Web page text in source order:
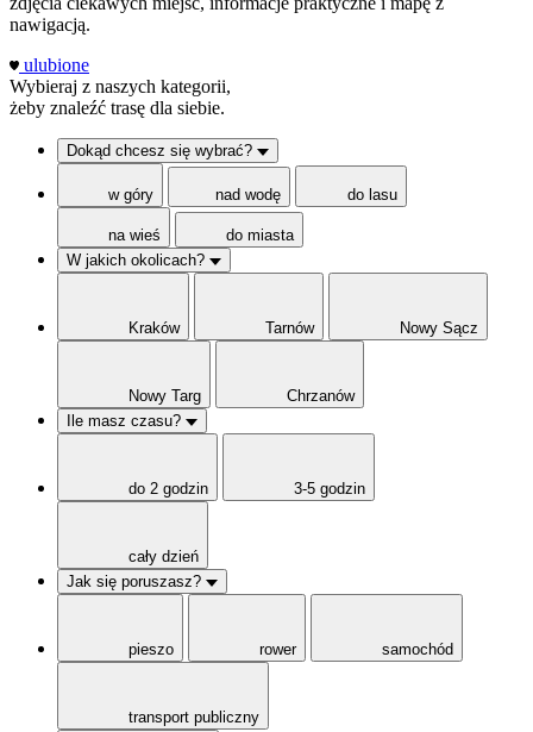
nawigacją.
ulubione
Wybieraj z naszych kategorii,
żeby znaleźć trasę dla siebie.
Dokąd chcesz się wybrać?
w góry nad wodę do lasu
na wieś
do miasta
W jakich okolicach?
Kraków Tarnów Nowy Sącz
Nowy Targ
Chrzanów
Ile masz czasu?
do 2 godzin 3-5 godzin
cały dzień
Jak się poruszasz?
pieszo rower samochód
transport publiczny